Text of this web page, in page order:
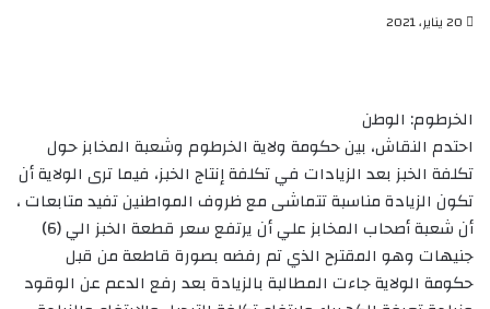
20 يناير، 2021
الخرطوم: الوطن
احتدم النقاش، بين حكومة ولاية الخرطوم وشعبة المخابز حول
تكلفة الخبز بعد الزيادات في تكلفة إنتاج الخبز، فيما ترى الولاية أن
تكون الزيادة مناسبة تتماشى مع ظروف المواطنين تفيد متابعات ،
أن شعبة أصحاب المخابز علي أن يرتفع سعر قطعة الخبز الي (6)
جنيهات وهو المقترح الذي تم رفضه بصورة قاطعة من قبل
حكومة الولاية جاءت المطالبة بالزيادة بعد رفع الدعم عن الوقود